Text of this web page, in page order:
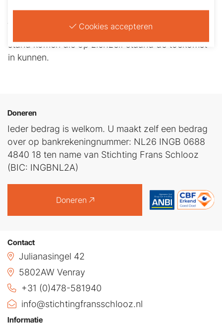
basis van het revolving karakter 2 groepen tot
stand komen die op zichzelf staand de toekomst
in kunnen.
Contact
Julianasingel 42
5802AW Venray
+31 (0)478-581940
info@stichtingfransschlooz.nl
Informatie
Doneren
Ieder bedrag is welkom. U maakt zelf een bedrag
over op bankrekeningnummer: NL26 INGB 0688
4840 18 ten name van Stichting Frans Schlooz
(BIC: INGBNL2A)
Doneren
Cookies accepteren